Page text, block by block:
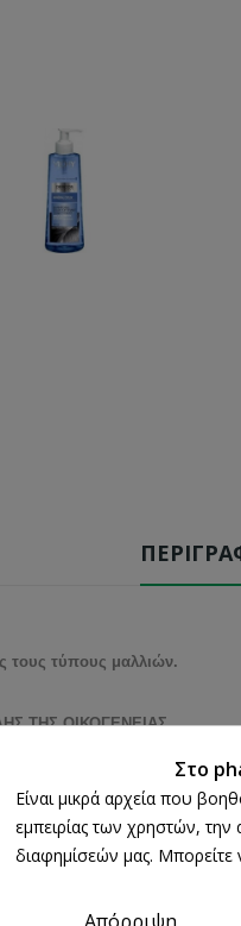
τους τύπους μαλλιών.
ΤΗΣ ΟΙΚΟΓΕΝΕΙΑΣ
της Vichy, πλούσιο σε
Στο
Είναι μικρά αρχεία που
εμπειρίας των χρηστών, την
διαφημίσεών μας. Μπορείτε
Απόρριψη